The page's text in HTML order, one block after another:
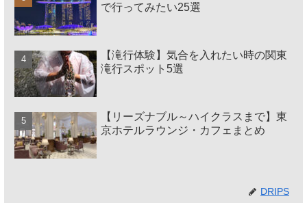
で行ってみたい25選
【滝行体験】気合を入れたい時の関東
滝行スポット5選
【リーズナブル～ハイクラスまで】東
京ホテルラウンジ・カフェまとめ
DRIPS